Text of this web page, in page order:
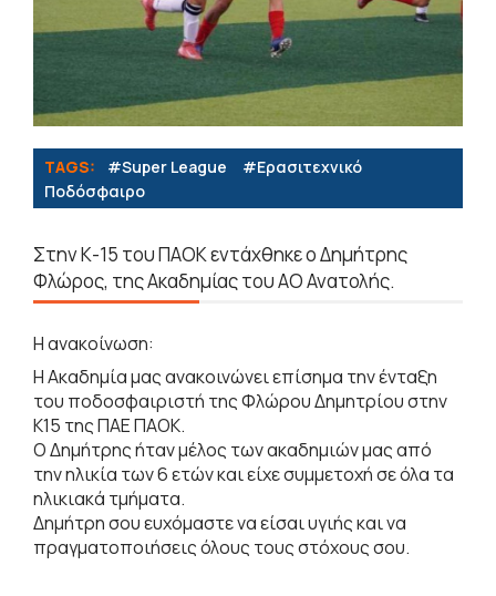
TAGS: #Super League
#Eρασιτεχνικό
Ποδόσφαιρο
Στην Κ-15 του ΠΑΟΚ εντάχθηκε ο Δημήτρης
Φλώρος, της Ακαδημίας του ΑΟ Ανατολής.
Η ανακοίνωση:
Η Ακαδημία μας ανακοινώνει επίσημα την ένταξη
του ποδοσφαιριστή της Φλώρου Δημητρίου στην
Κ15 της ΠΑΕ ΠΑΟΚ.
Ο Δημήτρης ήταν μέλος των ακαδημιών μας από
την ηλικία των 6 ετών και είχε συμμετοχή σε όλα τα
ηλικιακά τμήματα.
Δημήτρη σου ευχόμαστε να είσαι υγιής και να
πραγματοποιήσεις όλους τους στόχους σου.